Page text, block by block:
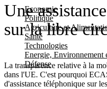
Economie
Politique
Agriculture et
Santé
Technologies
Energie, Environnement
Défense
Une
sur la libre
La transparence relative à la
dans l'UE. C'est pourquoi
d'assistance téléphonique sur